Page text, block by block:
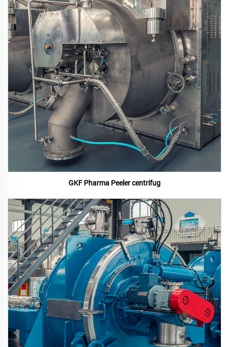
GKF Pharma Peeler centrifug